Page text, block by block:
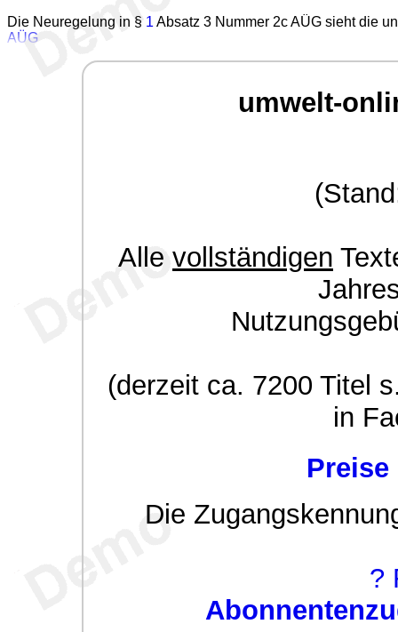
Die Neuregelung in § 1 Absatz 3 Nummer 2c AÜG sieht die
AÜG
umwelt-
Alle vollständigen
(derzeit ca. 7200 Titel
in
Die
?